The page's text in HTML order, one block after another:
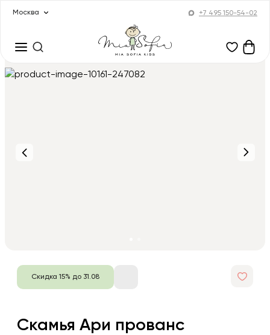
Москва +7 495 150-54-02
Скидка 15% до 31.08
Скамья Ари прованс